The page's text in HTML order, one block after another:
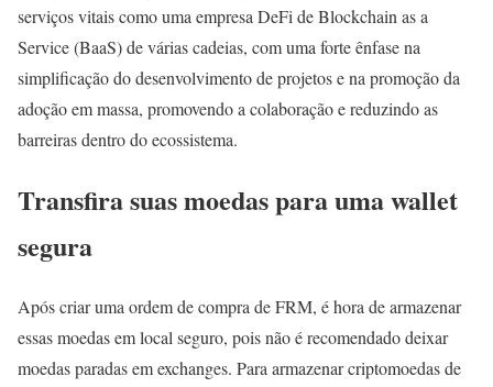
serviços vitais como uma empresa DeFi de Blockchain as a
Service (BaaS) de várias cadeias, com uma forte ênfase na
simplificação do desenvolvimento de projetos e na promoção da
adoção em massa, promovendo a colaboração e reduzindo as
barreiras dentro do ecossistema.
Transfira suas moedas para uma wallet
segura
Após criar uma ordem de compra de FRM, é hora de armazenar
essas moedas em local seguro, pois não é recomendado deixar
moedas paradas em exchanges. Para armazenar criptomoedas de